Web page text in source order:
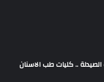
.. كليات طب الاسنان